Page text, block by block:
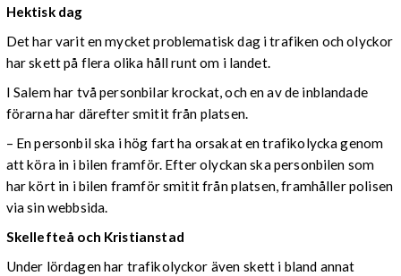
Hektisk dag
Det har varit en mycket problematisk dag i trafiken och olyckor
har skett på flera olika håll runt om i landet.
I Salem har två personbilar krockat, och en av de inblandade
förarna har därefter smitit från platsen.
– En personbil ska i hög fart ha orsakat en trafikolycka genom
att köra in i bilen framför. Efter olyckan ska personbilen som
har kört in i bilen framför smitit från platsen, framhåller polisen
via sin webbsida.
Skellefteå och Kristianstad
Under lördagen har trafikolyckor även skett i bland annat